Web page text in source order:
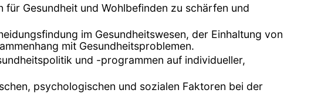
Gesundheit und Wohlbefinden zu schärfen und
im Gesundheitswesen, der Einhaltung von
mit Gesundheitsproblemen.
und -programmen auf individueller,
psychologischen und sozialen Faktoren bei der